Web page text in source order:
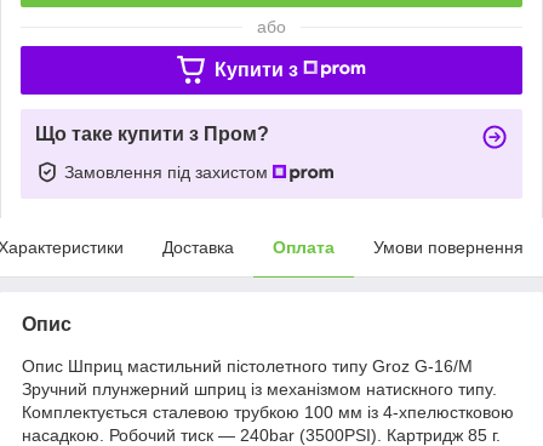
або
Купити з
Що таке купити з Пром?
Замовлення під захистом
Доставка Оплата Умови повернення
Опис
Опис Шприц мастильний пістолетного типу Groz G-16/M
Зручний плунжерний шприц із механізмом натискного типу.
Комплектується сталевою трубкою 100 мм із 4-хпелюстковою
насадкою. Робочий тиск — 240bar (3500PSI). Картридж 85 г.